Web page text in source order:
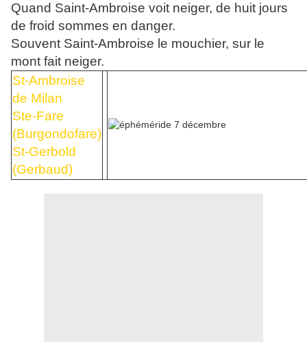
Quand Saint-Ambroise voit neiger, de huit jours
de froid sommes en danger.
Souvent Saint-Ambroise le mouchier, sur le
mont fait neiger.
St-Ambroise
de Milan
Ste-Fare
(Burgondofare)
St-Gerbold
(Gerbaud)